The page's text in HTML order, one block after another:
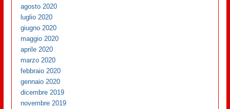
agosto 2020
luglio 2020
giugno 2020
maggio 2020
aprile 2020
marzo 2020
febbraio 2020
gennaio 2020
dicembre 2019
novembre 2019